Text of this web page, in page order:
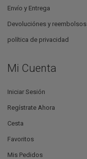
Envío y Entrega
Devoluciónes y reembolsos
política de privacidad
Mi Cuenta
Iniciar Sesión
Regístrate Ahora
Cesta
Favoritos
Mis Pedidos